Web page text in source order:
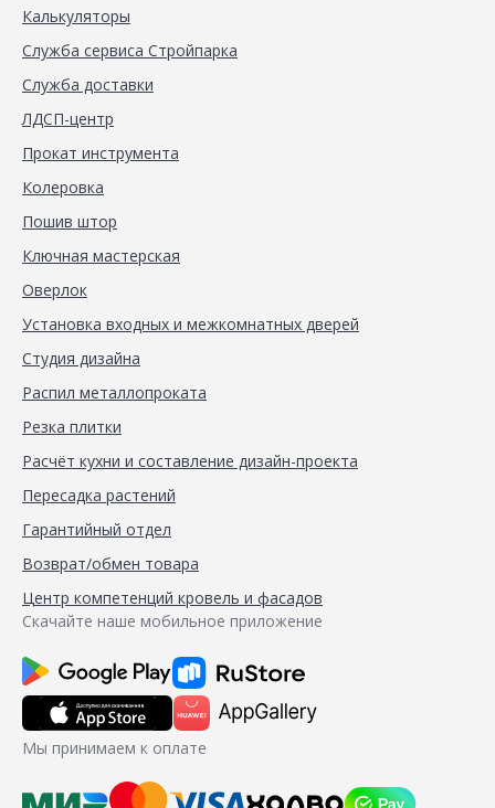
Калькуляторы
Служба сервиса Стройпарка
Служба доставки
ЛДСП-центр
Прокат инструмента
Колеровка
Пошив штор
Ключная мастерская
Оверлок
Установка входных и межкомнатных дверей
Студия дизайна
Распил металлопроката
Резка плитки
Расчёт кухни и составление дизайн-проекта
Пересадка растений
Гарантийный отдел
Возврат/обмен товара
Центр компетенций кровель и фасадов
Скачайте наше мобильное приложение
Мы принимаем к оплате